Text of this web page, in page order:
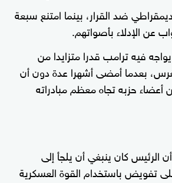
ضد القرار، بينما امتنع سبعة
عن الإدلاء بأصواتهم.
فيه ترامب قدرا متزايدا من
بعدما أمضى أشهرا عدة دون أن
أعضاء حزبه تجاه معظم مبادراته
الرئيس كان ينبغي أن يلجأ إلى
تفويض باستخدام القوة العسكرية